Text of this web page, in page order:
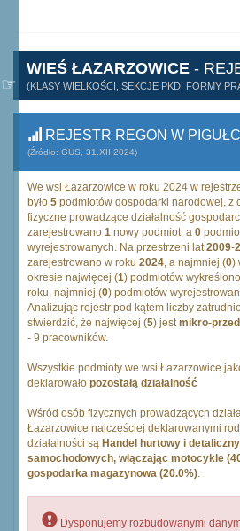
WIEŚ ŁAZARZOWICE -
(KLASY WIELKOŚCI, SEKCJE PKD, FORMY
REJESTR REGON W
(Źródło: GUS, 31.XII.2024)
We wsi Łazarzowice w roku 2024 w
było 5 podmiotów gospodarki narodowej, z
fizyczne prowadzące działalność
zarejestrowano 1 nowy podmiot, a 0
wyrejestrowanych. Na przestrzeni lat2009-
zarejestrowano w roku 2024, a najmniej (0)
okresie najwięcej (1) podmiotów
roku, najmniej (0) podmiotów
Analizując rejestr pod kątem liczby
stwierdzić, że najwięcej (5) jestmikro-
- 9 pracowników.
Wszystkie podmioty we wsi Łazarzowice
deklarowało pozostałą działalność
Wśród osób fizycznych prowadzących
Łazarzowice najczęściej deklarowanymi
działalności są Handel hurtowy i
samochodowych, włączając motocykle
gospodarka magazynowa (20.0%).
Dysponujemy rozbudowanymi